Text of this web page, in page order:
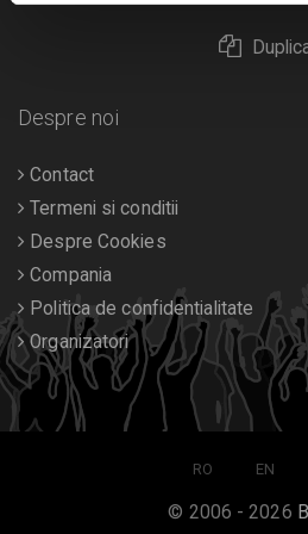
Despre noi
Contact
Termeni si conditii
Despre Cookies
Compania
Politica de confidentialitate
Organizatori
RO EN
© 2006 - 2026